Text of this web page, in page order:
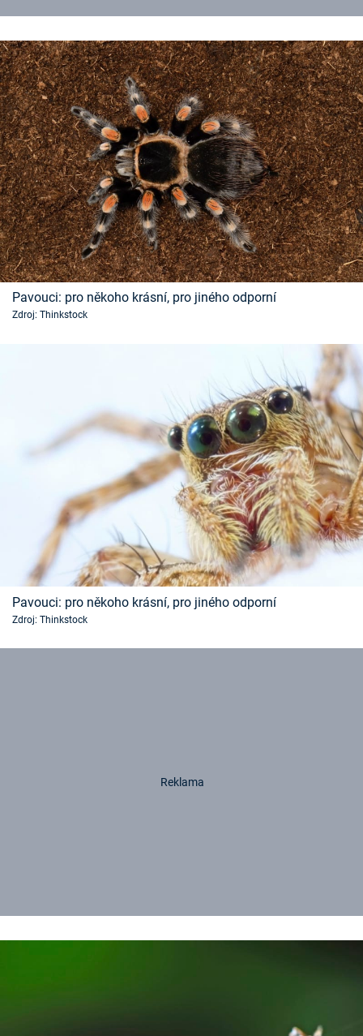
Pavouci: pro někoho krásní, pro jiného odporní
Zdroj: Thinkstock
Pavouci: pro někoho krásní, pro jiného odporní
Zdroj: Thinkstock